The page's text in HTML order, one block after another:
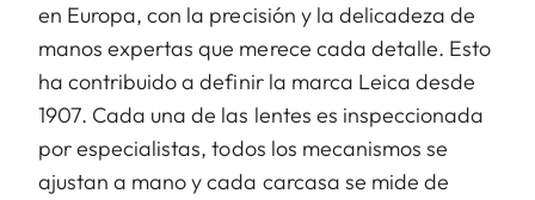
en Europa, con la precisión y la delicadeza de
manos expertas que merece cada detalle. Esto
ha contribuido a definir la marca Leica desde
1907. Cada una de las lentes es inspeccionada
por especialistas, todos los mecanismos se
ajustan a mano y cada carcasa se mide de